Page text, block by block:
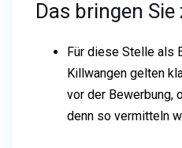
Das bringen
Für diese Stelle als
Killwangen gelten
vor der Bewerbung,
denn so vermitteln